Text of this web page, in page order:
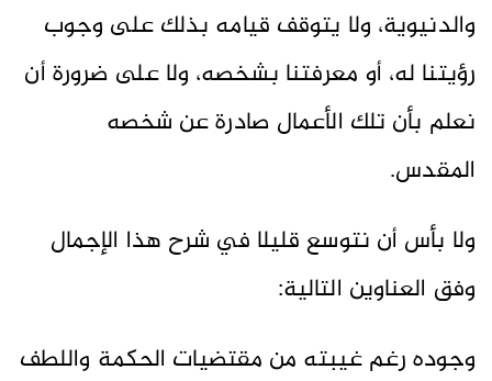
والدنيوية، ولا يتوقف قيامه بذلك على وجوب
رؤيتنا له، أو معرفتنا بشخصه، ولا على ضرورة أن
نعلم بأن تلك الأعمال صادرة عن شخصه
المقدس.
ولا بأس أن نتوسع قليلا في شرح هذا الإجمال
وفق العناوين التالية:
وجوده رغم غيبته من مقتضيات الحكمة واللطف